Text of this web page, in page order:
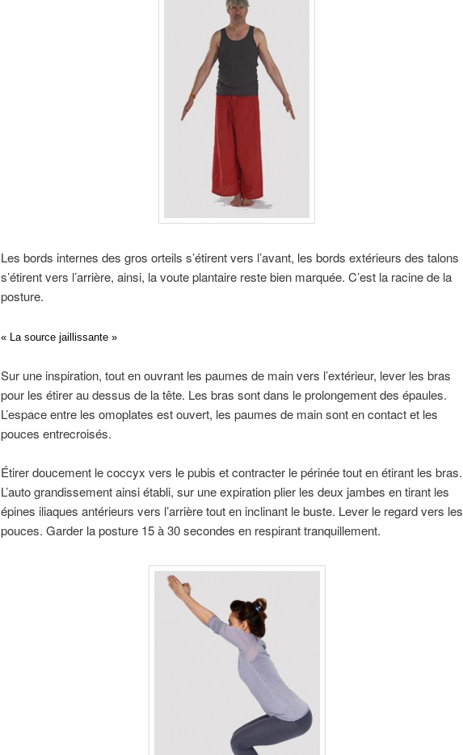
Les bords internes des gros orteils s’étirent vers l’avant, les bords extérieurs des talons
s’étirent vers l’arrière, ainsi, la voute plantaire reste bien marquée. C’est la racine de la
posture.
« La source jaillissante »
Sur une inspiration, tout en ouvrant les paumes de main vers l’extérieur, lever les bras
pour les étirer au dessus de la tête. Les bras sont dans le prolongement des épaules.
L’espace entre les omoplates est ouvert, les paumes de main sont en contact et les
pouces entrecroisés.
Étirer doucement le coccyx vers le pubis et contracter le périnée tout en étirant les bras.
L’auto grandissement ainsi établi, sur une expiration plier les deux jambes en tirant les
épines iliaques antérieurs vers l’arrière tout en inclinant le buste. Lever le regard vers les
pouces. Garder la posture 15 à 30 secondes en respirant tranquillement.